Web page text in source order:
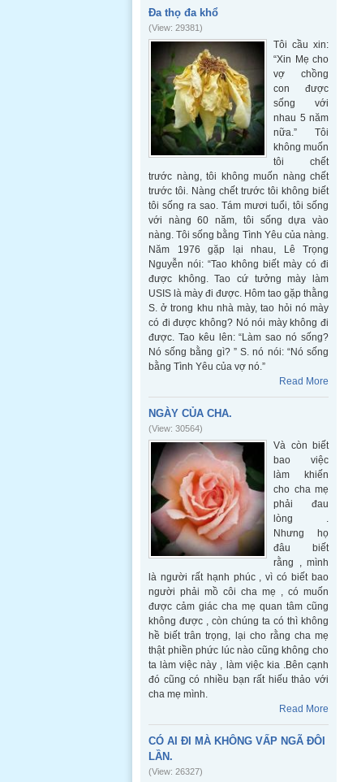
Đa thọ đa khổ
(View: 29381)
Tôi cầu xin:
“Xin Mẹ cho
vợ chồng
con được
sống với
nhau 5 năm
nữa.” Tôi
không muốn
tôi chết
trước nàng, tôi không muốn nàng chết
trước tôi. Nàng chết trước tôi không biết
tôi sống ra sao. Tám mươi tuổi, tôi sống
với nàng 60 năm, tôi sống dựa vào
nàng. Tôi sống bằng Tình Yêu của nàng.
Năm 1976 gặp lại nhau, Lê Trọng
Nguyễn nói: “Tao không biết mày có đi
được không. Tao cứ tưởng mày làm
USIS là mày đi được. Hôm tao gặp thằng
S. ở trong khu nhà mày, tao hỏi nó mày
có đi được không? Nó nói mày không đi
được. Tao kêu lên: “Làm sao nó sống?
Nó sống bằng gì? ” S. nó nói: “Nó sống
bằng Tình Yêu của vợ nó.”
Read More
NGÀY CỦA CHA.
(View: 30564)
Và còn biết
bao việc
làm khiến
cho cha mẹ
phải đau
lòng .
Nhưng họ
đâu biết
rằng , mình
là người rất hạnh phúc , vì có biết bao
người phải mồ côi cha mẹ , có muốn
được cảm giác cha mẹ quan tâm cũng
không được , còn chúng ta có thì không
hề biết trân trọng, lại cho rằng cha mẹ
thật phiền phức lúc nào cũng không cho
ta làm việc này , làm việc kia .Bên cạnh
đó cũng có nhiều bạn rất hiếu thảo với
cha mẹ mình.
Read More
CÓ AI ĐI MÀ KHÔNG VẤP NGÃ ĐÔI
LẦN.
(View: 26327)